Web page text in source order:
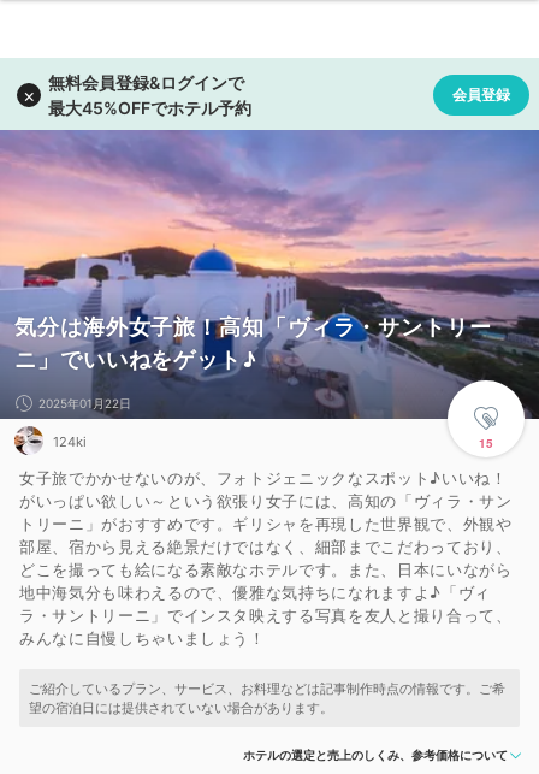
気分は海外女子旅！高知「ヴィラ・サントリー
ニ」でいいねをゲット♪
15
2025年01月22日
124ki
女子旅でかかせないのが、フォトジェニックなスポット♪いいね！
がいっぱい欲しい～という欲張り女子には、高知の「ヴィラ・サン
トリーニ」がおすすめです。ギリシャを再現した世界観で、外観や
部屋、宿から見える絶景だけではなく、細部までこだわっており、
どこを撮っても絵になる素敵なホテルです。また、日本にいながら
地中海気分も味わえるので、優雅な気持ちになれますよ♪「ヴィ
ラ・サントリーニ」でインスタ映えする写真を友人と撮り合って、
みんなに自慢しちゃいましょう！
ホテルの選定と売上のしくみ、参考価格について